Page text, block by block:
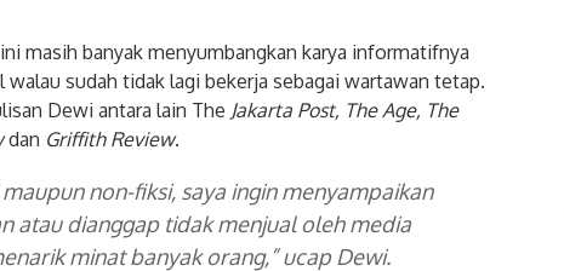
masih banyak menyumbangkan karya informatifnya
sudah tidak lagi bekerja sebagai wartawan tetap.
Dewi antara lain The Jakarta Post, The Age, The
dan Griffith Review.
non-fiksi, saya ingin menyampaikan
atau dianggap tidak menjual oleh media
minat banyak orang,” ucap Dewi.